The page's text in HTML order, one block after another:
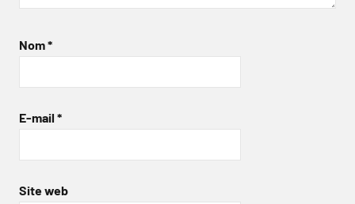
Nom*
E-mail *
Site web